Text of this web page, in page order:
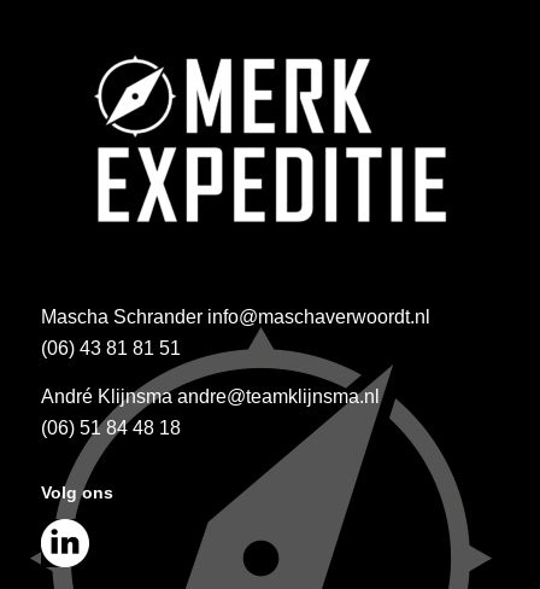
Mascha Schrander info@maschaverwoordt.nl
(06) 43 81 81 51
André Klijnsmaandre@teamklijnsma.nl
(06) 51 84 48 18
Volg ons